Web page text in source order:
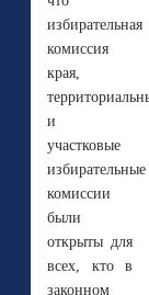
избирательная
комиссия
края,
и
участковые
избирательные
комиссии
были
открыты для
всех, кто в
законном